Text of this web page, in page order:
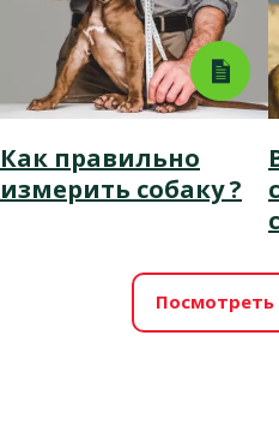
Как правильно
измерить собаку ?
Посмотреть